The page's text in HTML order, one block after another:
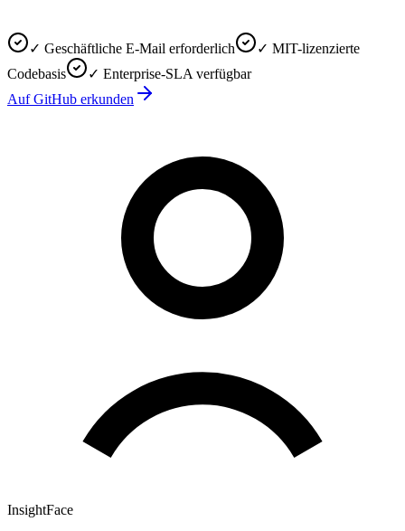
✓ Geschäftliche E-Mail erforderlich
✓ MIT-lizenzierte
Codebasis
✓ Enterprise-SLA verfügbar
Auf GitHub erkunden
InsightFace